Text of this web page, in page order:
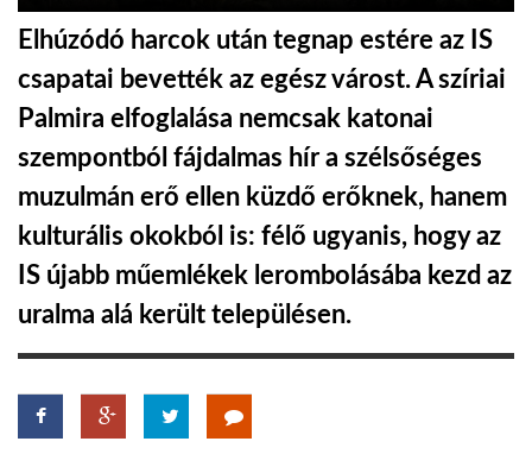
LINKTR.EE
GLOBOZSARU
DOBRAVERO.HU
LATIMO.HU
GLOBOBOOK
Elhúzódó harcok után tegnap estére az IS
csapatai bevették az egész várost. A szíriai
Palmira elfoglalása nemcsak katonai
szempontból fájdalmas hír a szélsőséges
muzulmán erő ellen küzdő erőknek, hanem
kulturális okokból is: félő ugyanis, hogy az
IS újabb műemlékek lerombolásába kezd az
uralma alá került településen.